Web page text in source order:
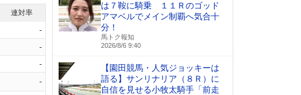
連対率
-
-
-
-
は７鞍に騎乗 １１Ｒのゴッド
アマベルでメイン制覇へ気合十
分！
馬トク報知
2026/8/6 9:40
【園田競馬・人気ジョッキーは
語る】サンリナリア（８Ｒ）に
自信を見せる小牧太騎手「前走